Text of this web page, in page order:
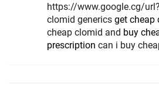
https://www.google.cg/
clomid generics get cheap
cheap clomid and buy
prescription can i buy